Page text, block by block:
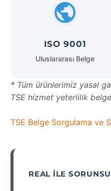
ISO 9001
Uluslararası Belge
* Tüm ürünlerimiz yasal
TSE hizmet yeterlilik
TSE Belge Sorgulama ve
REAL İLE